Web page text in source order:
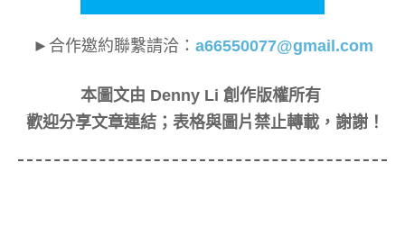
►合作邀約聯繫請洽： a66550077@gmail.com
本圖文由 Denny Li 創作版權所有
歡迎分享文章連結；表格與圖片禁止轉載，謝謝！